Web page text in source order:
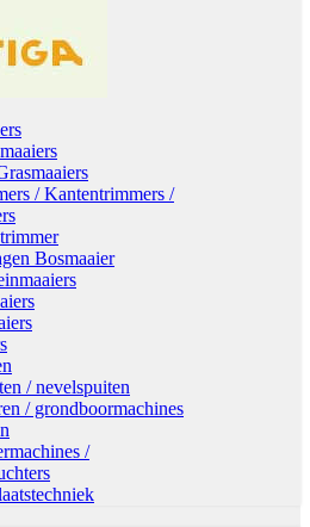
/ Kantentrimmers /
Bosmaaier
/ nevelspuiten
/ grondboormachines
/